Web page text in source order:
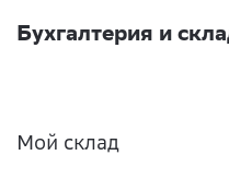
Бухгалтерия и
Мой склад